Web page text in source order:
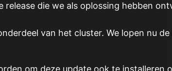
release die we als oplossing hebben
van het cluster. We lopen nu